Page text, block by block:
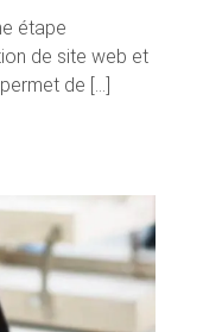
étape
de site web et
de [...]